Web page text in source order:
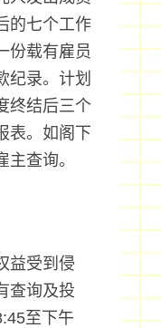
的七个工作
份载有雇员
纪录。计划
终结后三个
表。如阁下
查询。
益受到侵
查询及投
至下午